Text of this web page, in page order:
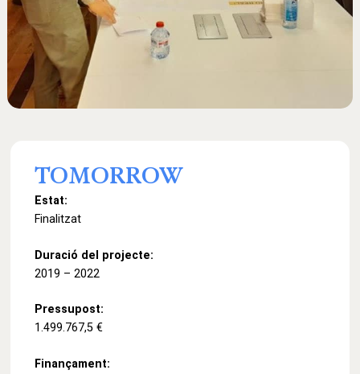
TOMORROW
Estat:
Finalitzat
Duració del projecte:
2019 – 2022
Pressupost:
1.499.767,5 €
Finançament: